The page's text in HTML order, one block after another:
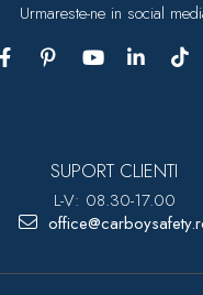
Urmareste-ne in social
SUPORT CLIENTI
L-V: 08.30-17.00